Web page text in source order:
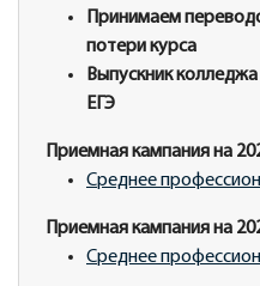
Принимаем
потери курса
Выпускник
ЕГЭ
Приемная кампания на
Среднее
Приемная кампания на
Среднее